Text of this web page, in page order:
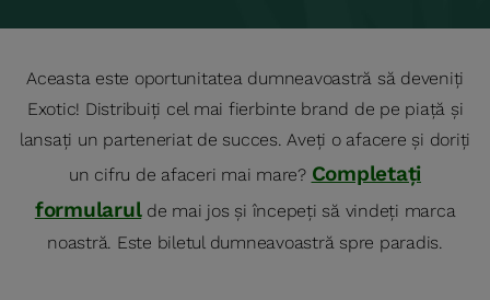
Aceasta este oportunitatea dumneavoastră să deveniți
Exotic! Distribuiți cel mai fierbinte brand de pe piață și
lansați un parteneriat de succes. Aveți o afacere și doriți
un cifru de afaceri mai mare? Completați
formularulde mai jos și începeți să vindeți marca
noastră. Este biletul dumneavoastră spre paradis.